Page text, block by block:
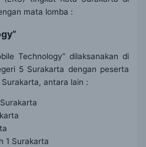
mata lomba :
Technology” dilaksanakan di
5 Surakarta dengan peserta
antara lain :
1 Surakarta